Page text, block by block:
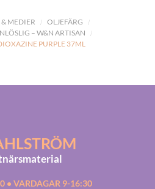
& MEDIER
OLJEFÄRG
– W&N ARTISAN
PURPLE 37ML
• VARDAGAR 9-16:30